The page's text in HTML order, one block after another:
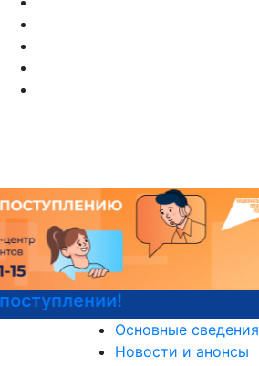
Детали программы
Основные сведения
Новости и анонсы